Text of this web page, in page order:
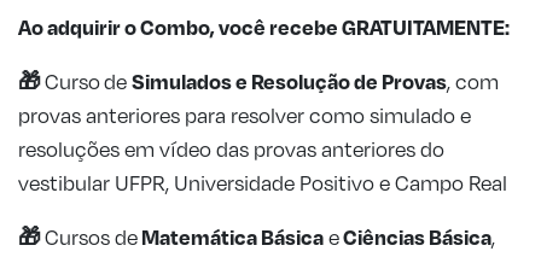
Ao adquirir o Combo, você recebe GRATUITAMENTE:
🎁CursodeSimulados e Resolução de Provas, com
provas anteriores para resolver como simulado e
resoluções em vídeo das provas anteriores do
vestibular UFPR, Universidade Positivo e Campo Real
🎁Cursos deMatemática BásicaeCiências Básica,